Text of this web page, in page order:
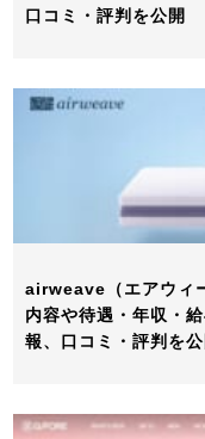
口コミ・評判を公開
airweave（エアウィ
内容や待遇・年収・
報、口コミ・評判を公